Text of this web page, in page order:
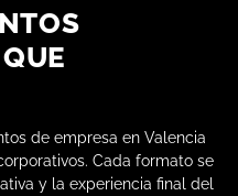
de empresa en Valencia
Cada formato se
y la experiencia final del